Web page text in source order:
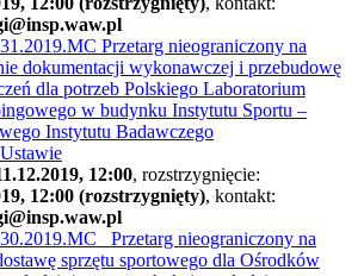
Przetarg nieograniczony na
dokumentacji wykonawczej i przebudowę
dla potrzeb Polskiego Laboratorium
w budynku Instytutu Sportu –
Instytutu Badawczego
12:00, rozstrzygnięcie:
12:00 (rozstrzygnięty), kontakt:
Przetarg nieograniczony na
sprzętu sportowego dla Ośrodków